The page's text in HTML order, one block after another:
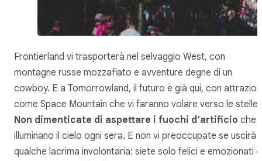
Frontierland vi trasporterà nel selvaggio West, con
montagne russe mozzafiato e avventure degne di un
cowboy. E a Tomorrowland, il futuro è già qui, con
come Space Mountain che vi faranno volare verso le stelle.
Non dimenticate di aspettare i fuochi d’artificio che
illuminano il cielo ogni sera. E non vi preoccupate se uscirà
qualche lacrima involontaria: siete solo felici e emozionati